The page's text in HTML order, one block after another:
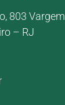
803 Vargem
– RJ